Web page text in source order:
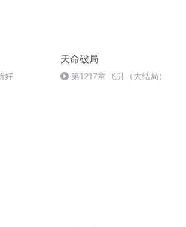
好
天命破局
第1217章 飞升（大结局）